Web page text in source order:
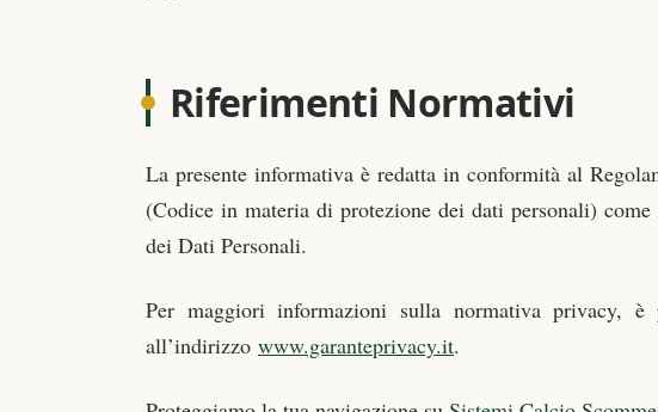
Riferimenti Normativi
La presente informativa è redatta in conformità al
(Codice in materia di protezione dei dati personali)
dei Dati Personali.
Per maggiori informazioni sulla normativa privacy,
all’indirizzo www.garanteprivacy.it.